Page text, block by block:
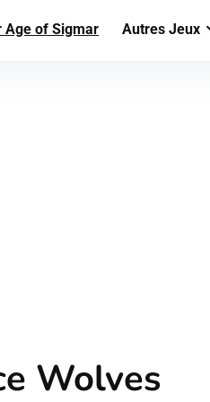
Age of Sigmar Autres Jeux
Wolves